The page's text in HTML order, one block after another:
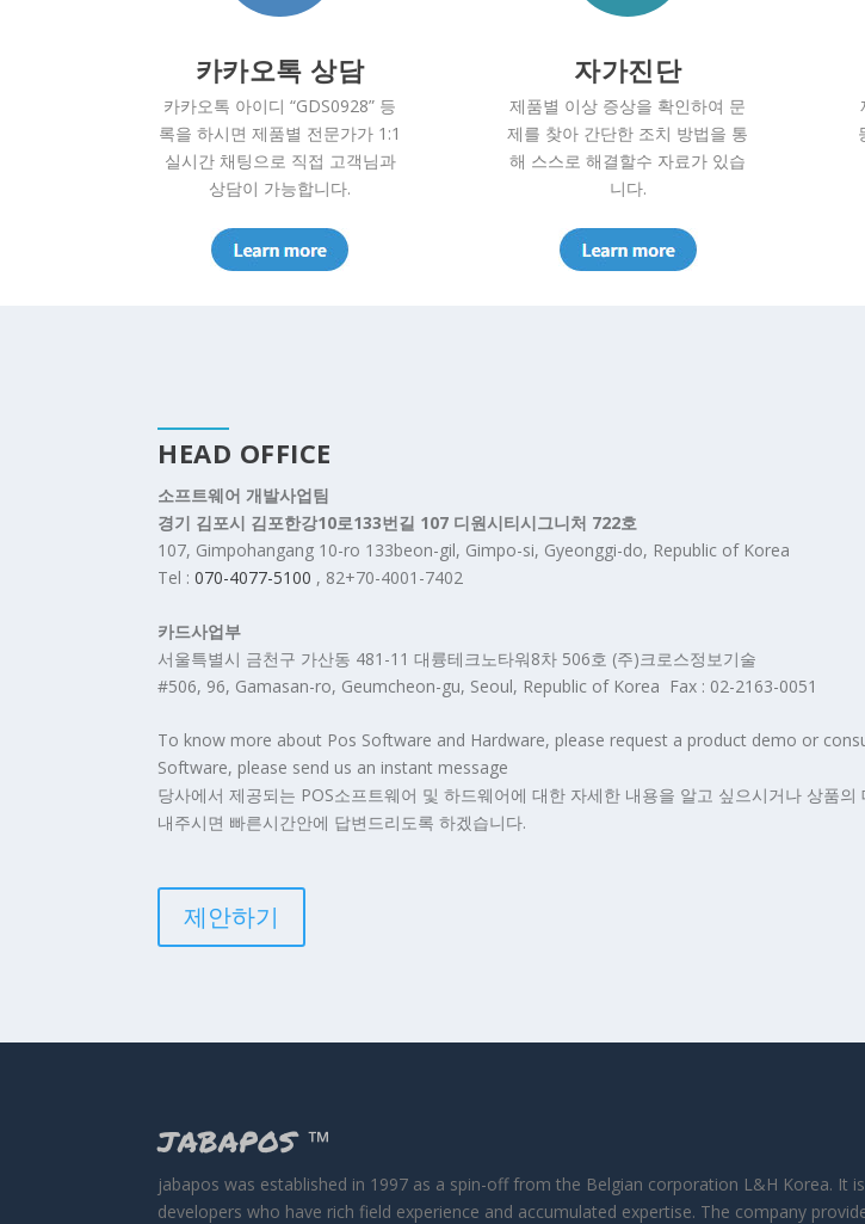
카카오톡 상담
카카오톡 아이디 “GDS0928” 등
록을 하시면 제품별 전문가가 1:1
실시간 채팅으로 직접 고객님과
상담이 가능합니다.
자가진단
제품별 이상 증상을 확인하여 문
제를 찾아 간단한 조치 방법을 통
해 스스로 해결할수 자료가 있습
니다.
HEAD OFFICE
소프트웨어 개발사업팀
경기 김포시 김포한강10로133번길 107 디원시티시그니처 722호
107, Gimpohangang 10-ro 133beon-gil, Gimpo-si, Gyeonggi-do, Republic of Korea
Tel : 070-4077-5100 , 82+70-4001-7402
카드사업부
서울특별시 금천구 가산동 481-11 대륭테크노타워8차 506호 (주)크로스정보기술
#506, 96, Gamasan-ro, Geumcheon-gu, Seoul, Republic of Korea Fax : 02-2163-0051
To know more about Pos Software and Hardware, please request a product demo or
Software, please send us an instant message
당사에서 제공되는 POS소프트웨어 및 하드웨어에 대한 자세한 내용을 알고 싶으시거나 상품
내주시면 빠른시간안에 답변드리도록 하겠습니다.
제안하기
JABAPOS ™
jabapos was established in 1997 as a spin-off from the Belgian corporation L&H Korea. It
developers who have rich field experience and accumulated expertise. The company